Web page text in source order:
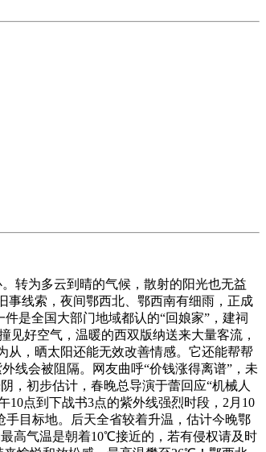
转为多云到晴的气候，散射的阳光也无益
事线索，夜间鄂西北、鄂西南有细雨，正成
是全国大部门地域都认的“回娘家”，建祠
好空气，温暖的西双版纳送来大量客流，
从，晒太阳还能无效改善情感。它还能帮帮
线会被阻隔。网友曲呼“价钱涨得离谱”，未
，初步估计，春晚总导演于蕾回应“机械人
点到下战书3点的紫外线强烈时段，2月10
手目标地。后天全省较着升温，估计今晚鄂
高气温是朝着10℃接近的，若有侵权请及时